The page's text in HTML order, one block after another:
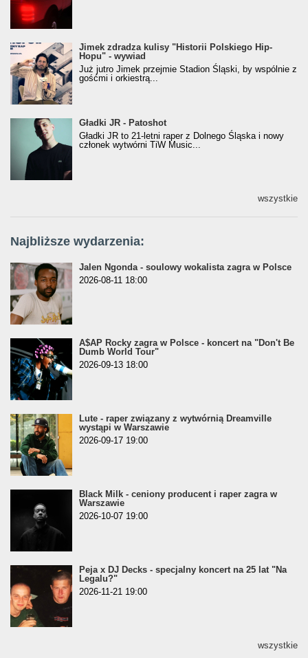
Jimek zdradza kulisy "Historii Polskiego Hip-
Hopu" - wywiad
Jimek zdradza kulisy "Historii Polskiego Hip-
Hopu" - wywiad
Już jutro Jimek przejmie Stadion Śląski, by wspólnie z
gośćmi i orkiestrą...
Gładki JR - Patoshot
Gładki JR - Patoshot
Gładki JR to 21-letni raper z Dolnego Śląska i nowy
członek wytwórni TiW Music...
wszystkie
Najbliższe wydarzenia:
Jalen Ngonda - soulowy wokalista zagra w Polsce
2026-08-11 18:00
A$AP Rocky zagra w Polsce - koncert na "Don't Be
Dumb World Tour"
2026-09-13 18:00
Lute - raper związany z wytwórnią Dreamville
wystąpi w Warszawie
2026-09-17 19:00
Black Milk - ceniony producent i raper zagra w
Warszawie
2026-10-07 19:00
Peja x DJ Decks - specjalny koncert na 25 lat "Na
Legalu?"
2026-11-21 19:00
wszystkie